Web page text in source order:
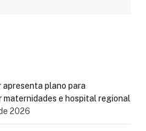
apresenta plano para
e hospital regional
2026